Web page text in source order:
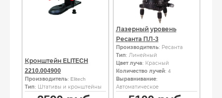
Кронштейн ELITECH
2210.004900
Производитель: Elitech
Тип: Штативы и кронштейны
Лазерный уровень
Ресанта ПЛ-3
Производитель: Ресанта
Тип: Линейный
Цвет луча: Красный
Количество лучей: 4
Выравнивание:
Автоматическое